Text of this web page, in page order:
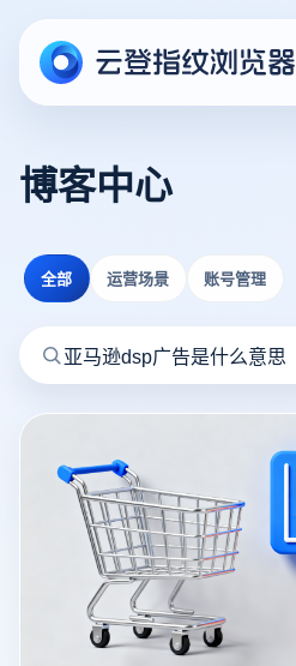
博客中心
全部 运营场景 账号管理